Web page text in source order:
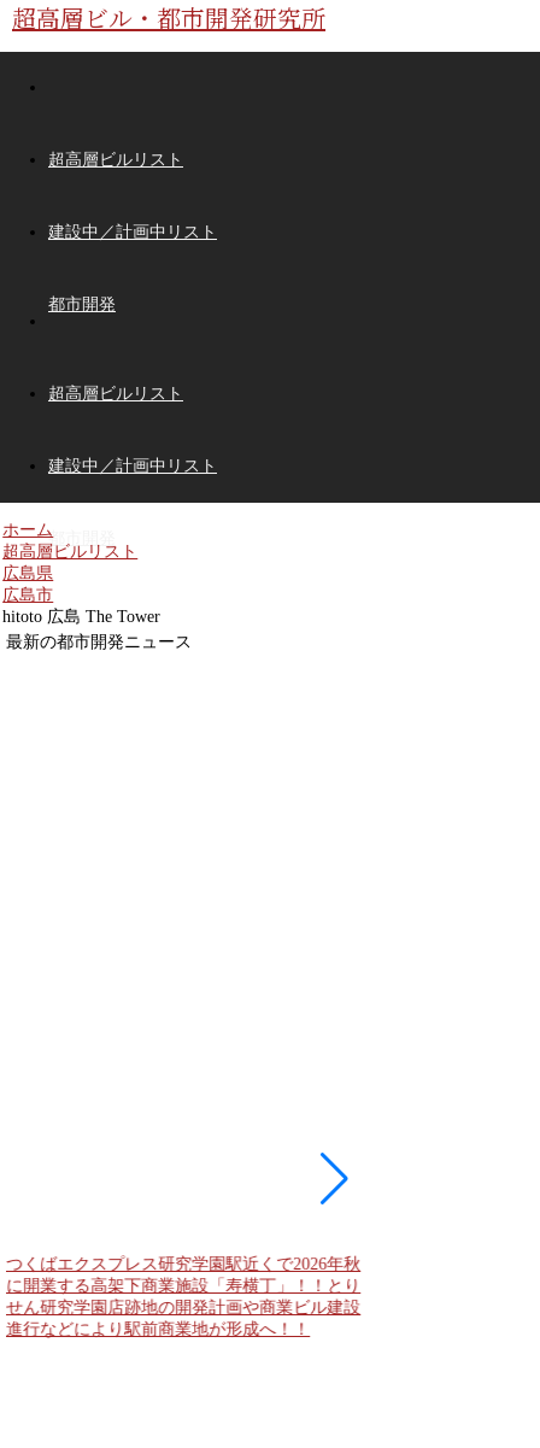
超高層ビル・都市開発研究所
超高層ビルリスト
建設中／計画中リスト
都市開発
超高層ビルリスト
建設中／計画中リスト
都市開発
ホーム
超高層ビルリスト
広島県
広島市
hitoto 広島 The Tower
最新の都市開発ニュース
つくばエクスプレス研究学園駅近くで2026年秋
に開業する高架下商業施設「寿横丁」！！とり
せん研究学園店跡地の開発計画や商業ビル建設
進行などにより駅前商業地が形成へ！！